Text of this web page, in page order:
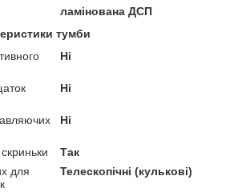
ламінована ДСП
тумби
Ні
Ні
Ні
Так
для
Телескопічні (кулькові)